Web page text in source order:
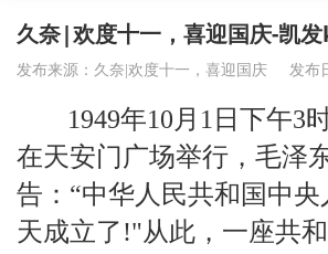
久奈|欢度十一，喜迎国庆-凯
发布来源：久奈|欢度十一，喜迎国庆 发布
1949年10月1日下午3
在天安门广场举行，毛泽
告：“中华人民共和国中
天成立了!"从此，一座共